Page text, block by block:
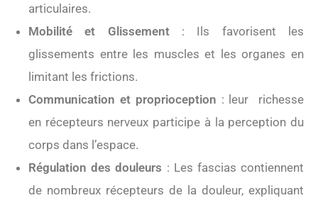
articulaires.
Mobilité et Glissement: Ils favorisent les
glissements entre les muscles et les organes en
limitant les frictions.
Communication et proprioception : leur richesse
en récepteurs nerveux participe à la perception du
corps dans l’espace.
Régulation des douleurs : Les fascias contiennent
de nombreux récepteurs de la douleur, expliquant